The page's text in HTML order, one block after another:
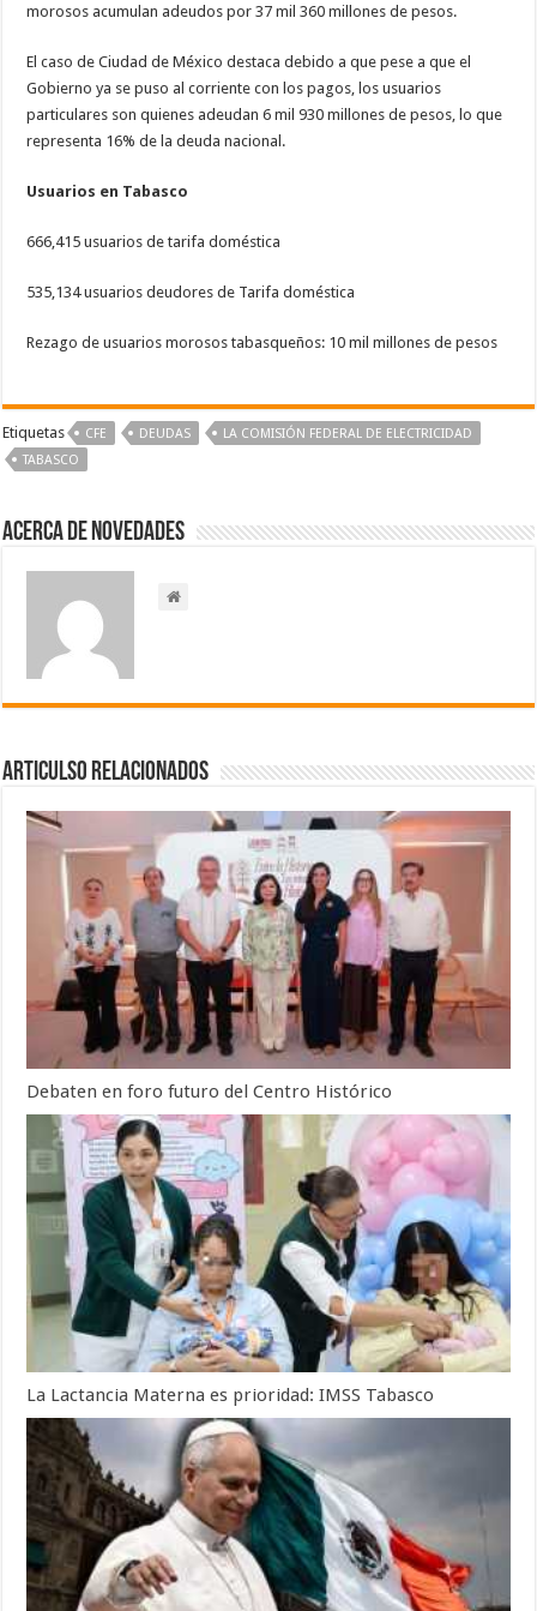
morosos acumulan adeudos por 37 mil 360 millones de pesos.
El caso de Ciudad de México destaca debido a que pese a que el
Gobierno ya se puso al corriente con los pagos, los usuarios
particulares son quienes adeudan 6 mil 930 millones de pesos, lo que
representa 16% de la deuda nacional.
Usuarios en Tabasco
666,415 usuarios de tarifa doméstica
535,134 usuarios deudores de Tarifa doméstica
Rezago de usuarios morosos tabasqueños: 10 mil millones de pesos
Etiquetas CFE DEUDAS
LA COMISIÓN FEDERAL DE ELECTRICIDAD
TABASCO
Acerca de NOVEDADES
Articulso Relacionados
Debaten en foro futuro del Centro Histórico
La Lactancia Materna es prioridad: IMSS Tabasco